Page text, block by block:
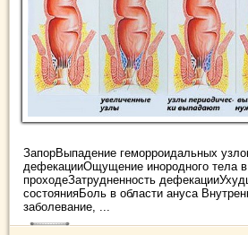
ЗапорВыпадение геморроидальных
дефекацииОщущение инородного тела
проходеЗатрудненность
состоянияБоль в области ануса
заболевание, ...